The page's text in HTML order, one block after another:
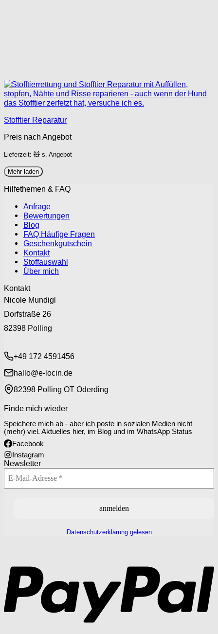
Stofftier Reparatur
Preis nach Angebot
Lieferzeit: 🧸 s. Angebot
Mehr laden
Hilfethemen & FAQ
Anfrage
Bewertungen
Blog
FAQ Häufige Fragen
Geschenkgutschein
Kontakt
Stoffauswahl
Über mich
Kontakt
Nicole Mundigl
Dorfstraße 26
82398 Polling
+49 172 4591456
hallo@e-locin.de
82398 Polling OT Oderding
Finde mich wieder
Speichere mich ab - aber ich poste in sozialen Medien nicht
(mehr) viel. Aktuelles hier, im Blog und im WhatsApp Status
Facebook
Instagram
Newsletter
Datenschutzerklärung gelesen